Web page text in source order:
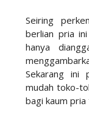
Seiring
berlian pria
hanya
Sekarang ini
mudah toko-
bagi kaum